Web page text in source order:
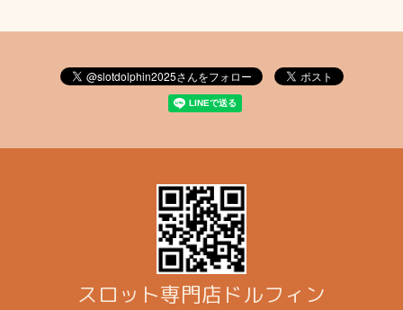
スロット専門店ドルフィン